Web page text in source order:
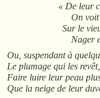
« De leur
On voit
Sur le
Nager
Ou, suspendant à
Le plumage qui les revêt,
Faire luire leur peau
Que la neige de leur